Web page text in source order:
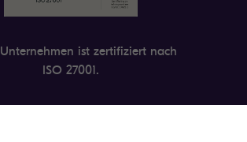
ist zertifiziert nach
ISO 27001.